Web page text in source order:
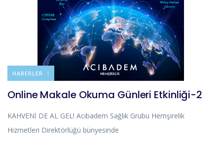
DUYURULAR
HABERLER
Online Makale Okuma Günleri Etkinliği-2
KAHVENİ DE AL GEL! Acıbadem Sağlık Grubu Hemşirelik
Hizmetleri Direktörlüğü bünyesinde